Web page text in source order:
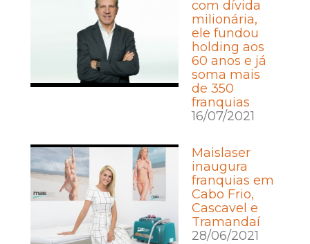
com dívida
milionária,
ele fundou
holding aos
60 anos e já
soma mais
de 350
franquias
16/07/2021
Maislaser
inaugura
franquias em
Cabo Frio,
Cascavel e
Tramandaí
28/06/2021